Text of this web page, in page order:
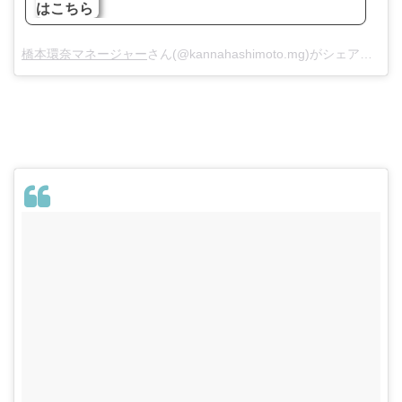
橋本環奈マネージャーさん(@kannahashimoto.mg)がシェアした投稿 –